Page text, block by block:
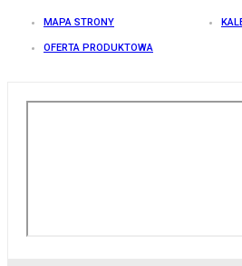
MAPA STRONY
OFERTA PRODUKTOWA